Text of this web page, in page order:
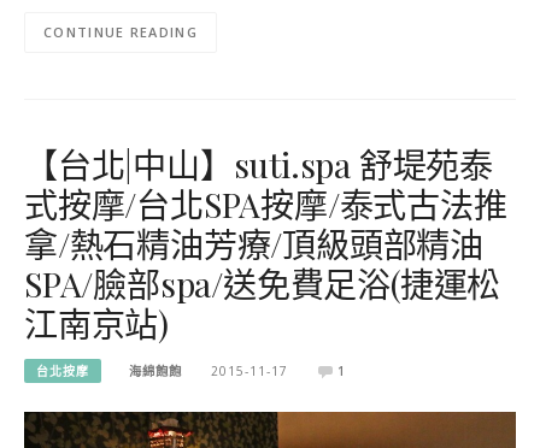
CONTINUE READING
【台北|中山】suti.spa 舒堤苑泰
式按摩/台北SPA按摩/泰式古法推
拿/熱石精油芳療/頂級頭部精油
SPA/臉部spa/送免費足浴(捷運松
江南京站)
台北按摩 海綿飽飽 2015-11-17 1